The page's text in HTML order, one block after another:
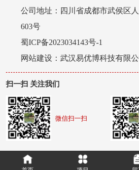
公司地址：四川省成都市武侯区
603号
蜀ICP备2023034143号-1
网站建设： 武汉易优博科技有限公
扫一扫 关注我们
微信扫一扫